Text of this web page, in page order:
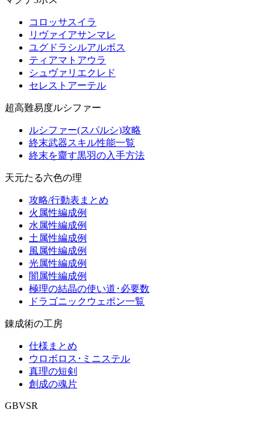
コロッサスイラ
リヴァイアサンマレ
ユグドラシルアルボス
ティアマトアウラ
シュヴァリエクレド
セレストアーテル
超高難易度ルシファー
ルシファー(スパルシ)攻略
終末武器スキル性能一覧
終末を齎す黒羽の入手方法
天元たる六色の理
攻略/行動表まとめ
火属性編成例
水属性編成例
土属性編成例
風属性編成例
光属性編成例
闇属性編成例
極理の結晶の使い道･必要数
ドラゴニックウェポン一覧
錬成術の工房
仕様まとめ
ウロボロス･ミニステル
真理の短剣
創成の魂片
GBVSR